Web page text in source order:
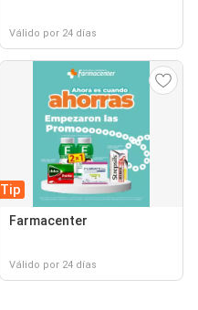
Válido por 24 días
Tip
Farmacenter
Válido por 24 días